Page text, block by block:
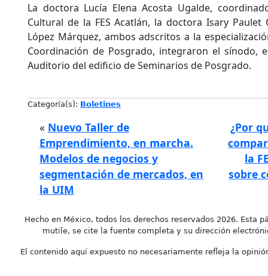
La doctora Lucía Elena Acosta Ugalde,
Cultural de la FES Acatlán, la doctora Isary
López Márquez, ambos adscritos a la
Coordinación de Posgrado, integraron el sínodo,
Auditorio del edificio de Seminarios de Posgrado.
Categoría(s): Boletines
« Nuevo Taller de
Emprendimiento, en marcha.
Modelos de negocios y
segmentación de mercados, en
la UIM
¿Por
la
sobre
Hecho en México, todos los derechos reservados 2026. Esta
mutile, se cite la fuente completa y su dirección
El contenido aquí expuesto no necesariamente refleja la